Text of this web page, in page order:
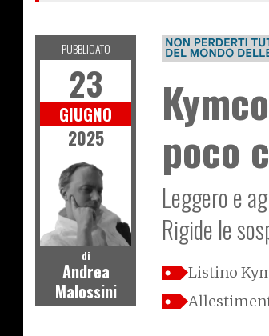
poco
Leggero e
Rigide le
Listino
PUBBLICATO
23
GIUGNO
2025
di
Andrea
Malossini